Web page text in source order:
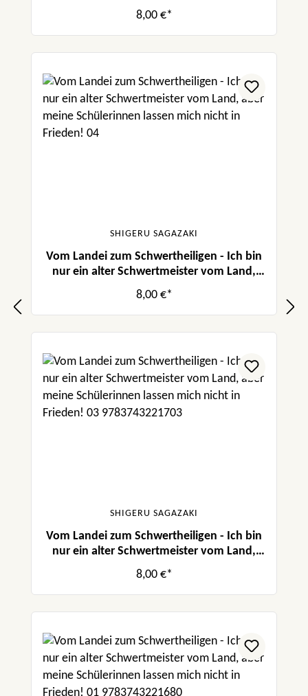
aber meine Schülerinnen lassen mich nicht
in Frieden! 05
8,00 €*
SHIGERU SAGAZAKI
Vom Landei zum Schwertheiligen - Ich bin
nur ein alter Schwertmeister vom Land,
aber meine Schülerinnen lassen mich nicht
in Frieden! 04
8,00 €*
SHIGERU SAGAZAKI
Vom Landei zum Schwertheiligen - Ich bin
nur ein alter Schwertmeister vom Land,
aber meine Schülerinnen lassen mich nicht
in Frieden! 03
8,00 €*